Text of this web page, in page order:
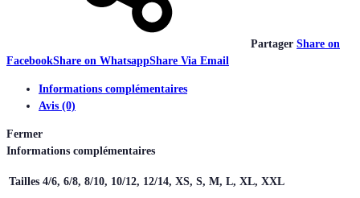
Partager Share on
FacebookShare on WhatsappShare Via Email
Informations complémentaires
Avis (0)
Fermer
Informations complémentaires
Tailles 4/6, 6/8, 8/10, 10/12, 12/14, XS, S, M, L, XL, XXL